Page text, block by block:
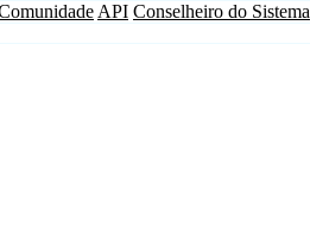
API Conselheiro do Sistema